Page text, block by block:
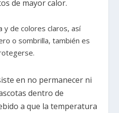
de mayor calor.
y de colores claros, así
o sombrilla, también es
en no permanecer ni
dentro de
a que la temperatura